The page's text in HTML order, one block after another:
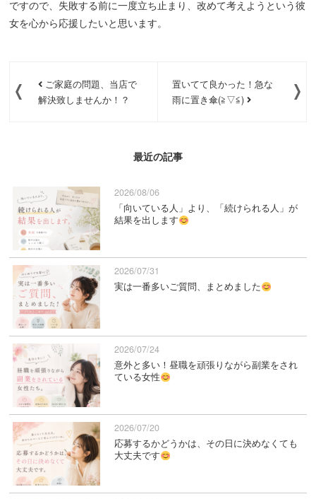
ですので、失敗する前に一度立ち止まり、改めて考えようという彼
女を心から応援したいと思います。
ご家庭の問題、当店で
解決致しませんか！？
置いてて良かった！急な
雨に置き傘(≧▽≦)
最近の記事
2026/08/06
「向いている人」より、「続けられる人」が
結果を出します
2026/07/31
実は一番多いご質問、まとめました
2026/07/24
意外と多い！昼職を頑張りながら副業をされ
ている女性
2026/07/20
応募するかどうかは、その日に決めなくても
大丈夫です